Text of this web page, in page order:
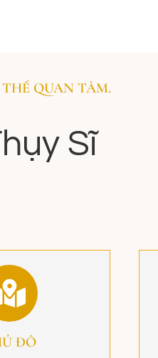
QUAN TÂM.
Sĩ
ĐÔ